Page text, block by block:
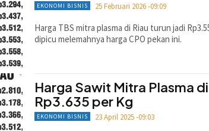
EKONOMI BISNIS 25 Februari 2026 -09:09
Harga TBS mitra plasma di Riau turun jadi
dipicu melemahnya harga CPO pekan ini.
Harga Sawit Mitra Plasma
Rp3.635 per Kg
EKONOMI BISNIS 23 April 2025 -09:03